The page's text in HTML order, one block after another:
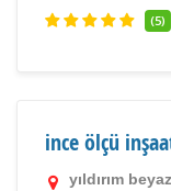
(5)
ince ölçü
yıldırım